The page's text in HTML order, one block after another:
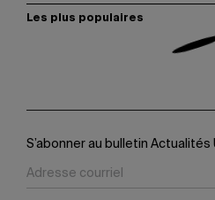
Les plus populaires
S’abonner au bulletin Actualités